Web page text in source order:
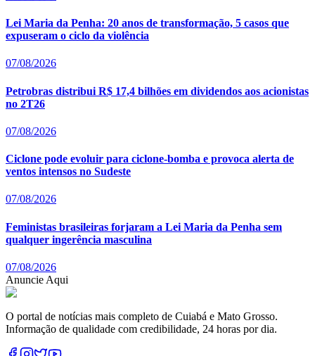
Lei Maria da Penha: 20 anos de transformação, 5 casos que
expuseram o ciclo da violência
07/08/2026
Petrobras distribui R$ 17,4 bilhões em dividendos aos acionistas
no 2T26
07/08/2026
Ciclone pode evoluir para ciclone-bomba e provoca alerta de
ventos intensos no Sudeste
07/08/2026
Feministas brasileiras forjaram a Lei Maria da Penha sem
qualquer ingerência masculina
07/08/2026
Anuncie Aqui
O portal de notícias mais completo de Cuiabá e Mato Grosso.
Informação de qualidade com credibilidade, 24 horas por dia.